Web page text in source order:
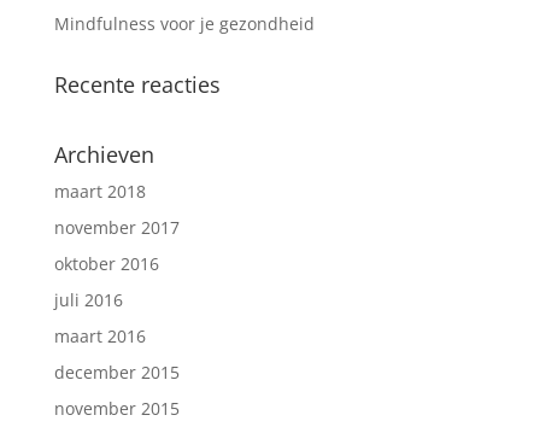
Mindfulness voor je gezondheid
Recente reacties
Archieven
maart 2018
november 2017
oktober 2016
juli 2016
maart 2016
december 2015
november 2015